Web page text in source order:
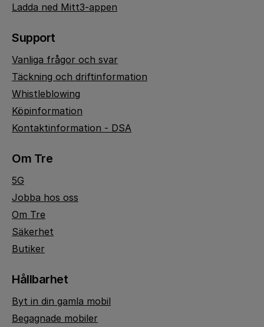
Ladda ned Mitt3-appen
Support
Vanliga frågor och svar
Täckning och driftinformation
Whistleblowing
Köpinformation
Kontaktinformation - DSA
Om Tre
5G
Jobba hos oss
Om Tre
Säkerhet
Butiker
Hållbarhet
Byt in din gamla mobil
Begagnade mobiler